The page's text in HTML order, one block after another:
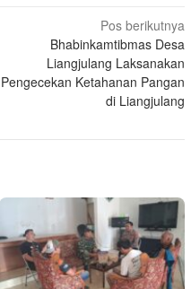
Pos berikutnya
Bhabinkamtibmas Desa
Liangjulang Laksanakan
Pengecekan Ketahanan Pangan
di Liangjulang